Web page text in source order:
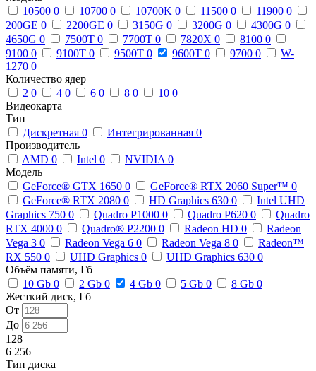
10500 0 10700 0 10700K 0 11500 0 11900 0
200GE 0 2200GE 0 3150G 0 3200G 0 4300G 0
4650G 0 7500T 0 7700T 0 7820X 0 8100 0
9100 0 9100T 0 9500T 0 9600T 0 9700 0
W-
1270 0
Количество ядер
2 0 4 0 6 0 8 0 10 0
Видеокарта
Тип
Дискретная 0 Интегрированная 0
Производитель
AMD 0 Intel 0 NVIDIA 0
Модель
GeForce® GTX 1650 0 GeForce® RTX 2060 Super™ 0
GeForce® RTX 2080 0 HD Graphics 630 0
Intel UHD
Graphics 750 0 Quadro P1000 0 Quadro P620 0
Quadro
RTX 4000 0 Quadro® P2200 0 Radeon HD 0
Radeon
Vega 3 0 Radeon Vega 6 0 Radeon Vega 8 0
Radeon™
RX 550 0 UHD Graphics 0 UHD Graphics 630 0
Объём памяти, Гб
10 Gb 0 2 Gb 0 4 Gb 0 5 Gb 0 8 Gb 0
Жесткий диск, Гб
От
До
128
6 256
Тип диска